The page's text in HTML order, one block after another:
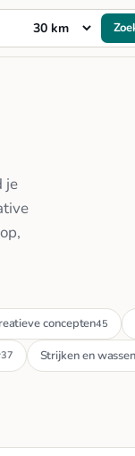
je
concepten45
37 Strijken en